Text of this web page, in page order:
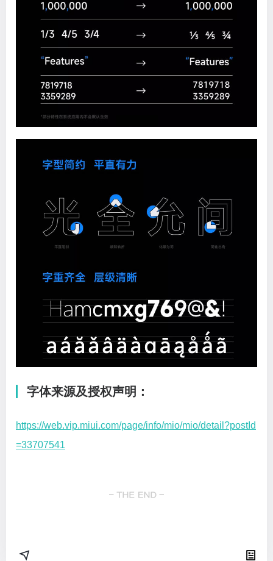
字体来源及授权声明：
https://web.vip.miui.com/page/info/mio/mio/detail?postId
=33707541